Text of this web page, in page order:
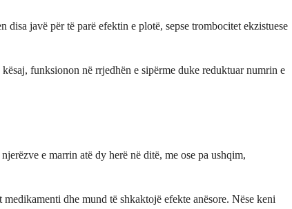
javë për të parë efektin e plotë, sepse trombocitet ekzistuese
funksionon në rrjedhën e sipërme duke reduktuar numrin e
e marrin atë dy herë në ditë, me ose pa ushqim,
dhe mund të shkaktojë efekte anësore. Nëse keni